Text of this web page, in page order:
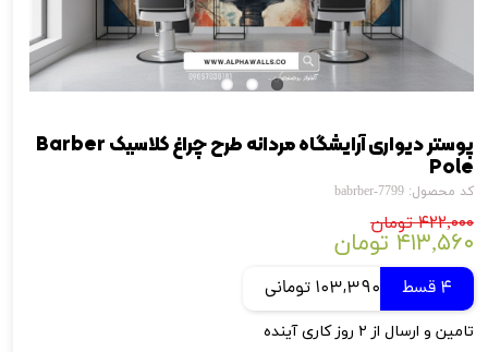
پوستر دیواری آرایشگاه مردانه طرح چراغ کلاسیک Barber
Pole
کد محصول: babrber-7799
۴۲۲,۰۰۰ تومان
۴۱۳,۵۶۰ تومان
4 قسط 103,390 تومانی
تامین و ارسال از ۲ روز کاری آینده